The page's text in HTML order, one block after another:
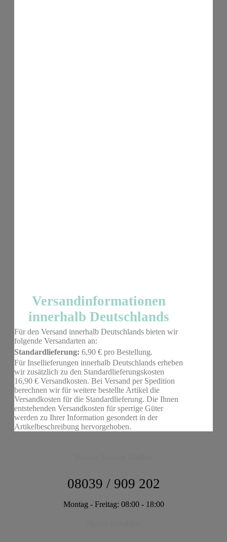
Versandinformationen
innerhalb Deutschlands
Für den Versand innerhalb Deutschlands bieten wir
folgende Versandarten an:
Standardlieferung: 6,90 € pro Bestellung.
Für Insellieferungen innerhalb Deutschlands erheben
wir zusätzlich zu den Standardlieferungskosten
16,90 € Versandkosten. Bei Versand per Spedition
berechnen wir für weitere bestellte Artikel die
Versandkosten für die Standardlieferung. Die Ihnen
entstehenden Versandkosten für sperrige Güter
werden zu Ihrer Information gesondert in der
Artikelbeschreibung hervorgehoben.
08039 / 909 202
Montag - Freitag: 08:00 - 18:00